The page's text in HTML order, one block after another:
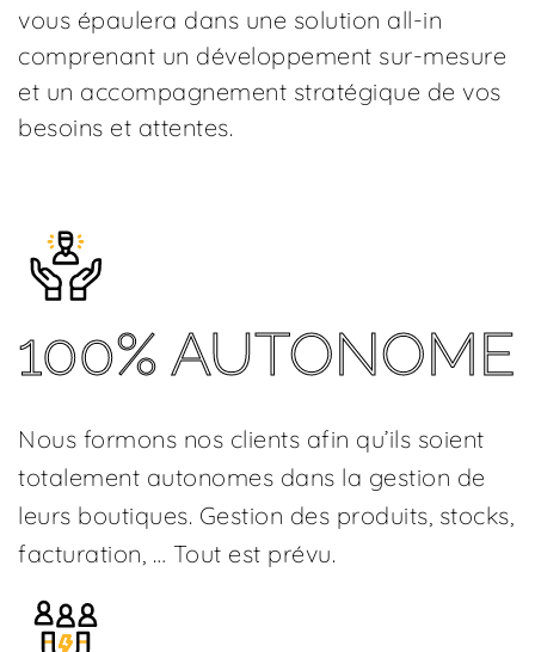
vous épaulera dans une solution all-in
comprenant un développement sur-mesure
et un accompagnement stratégique de vos
besoins et attentes.
100% AUTONOME
Nous formons nos clients afin qu’ils soient
totalement autonomes dans la gestion de
leurs boutiques. Gestion des produits, stocks,
facturation, … Tout est prévu.